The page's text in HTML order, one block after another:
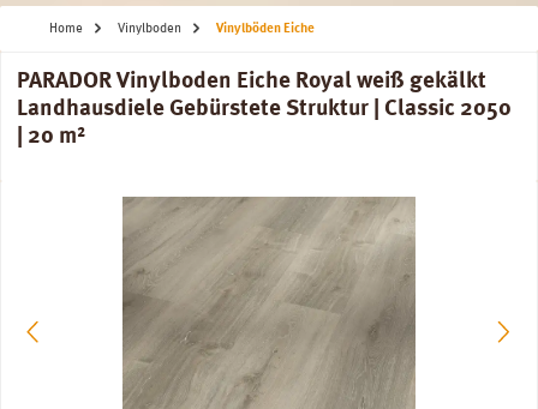
Home Vinylboden Vinylböden Eiche
PARADOR Vinylboden Eiche Royal weiß gekälkt
Landhausdiele Gebürstete Struktur | Classic 2050
| 20 m²
Bildergalerie überspringen